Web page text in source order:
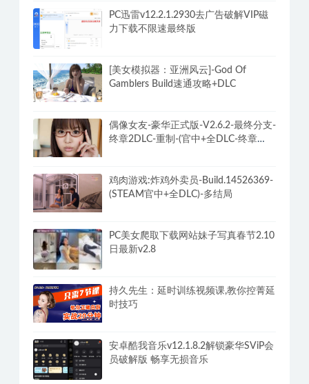
PC迅雷v12.2.1.2930去广告破解VIP磁
力下载不限速最终版
[美女模拟器：亚洲风云]-God Of
Gamblers Build速通攻略+DLC
偶像女友-豪华正式版-V2.6.2-最终分支-
终章2DLC-重制-(官中+全DLC-终章
鸡肉游戏:炸鸡外卖员-Build.14526369-
(STEAM官中+全DLC)-多结局
PC美女爬取下载网站妹子写真春节2.10
日最新v2.8
持久先生：延时训练视频课,教你控菁延
时技巧
安卓酷我音乐v12.1.8.2解锁豪华SViP会
员破解版 畅享无损音乐